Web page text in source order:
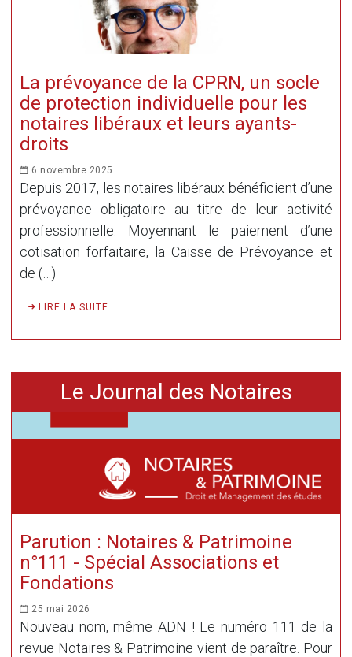
La prévoyance de la CPRN, un socle
de protection individuelle pour les
notaires libéraux et leurs ayants-
droits
6 novembre 2025
Depuis 2017, les notaires libéraux bénéficient d’une
prévoyance obligatoire au titre de leur activité
professionnelle. Moyennant le paiement d’une
cotisation forfaitaire, la Caisse de Prévoyance et
de (…)
LIRE LA SUITE ...
Le Journal des Notaires
Parution : Notaires & Patrimoine
n°111 - Spécial Associations et
Fondations
25 mai 2026
Nouveau nom, même ADN ! Le numéro 111 de la
revue Notaires & Patrimoine vient de paraître. Pour